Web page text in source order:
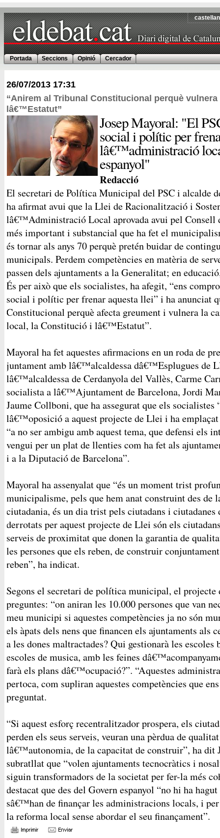
Portada Seccions Opinió Cercador
26/07/2013 17:31
“Anirem al Tribunal Constitucional perquè
lâ€™Estatut”
Josep Mayoral: "El
social i polític per
lâ€™administració
espanyol"
Redacció
El secretari de Política Municipal del PSC i alcalde
ha afirmat avui que la Llei de Racionalització i
lâ€™Administració Local aprovada avui pel Consell
més important i substancial que ha fet el
és tornar als anys 70 perquè pretén buidar de
municipals. Perdem competències en matèria de
passen dels ajuntaments a la Generalitat; en
És per això que els socialistes, ha afegit, “ens
social i polític per frenar aquesta llei” i ha anunciat
Constitucional perquè afecta greument i vulnera la
local, la Constitució i lâ€™Estatut”.
Mayoral ha fet aquestes afirmacions en un roda de
juntament amb lâ€™alcaldessa dâ€™Esplugues de
lâ€™alcaldessa de Cerdanyola del Vallès, Carme
socialista a lâ€™Ajuntament de Barcelona, Jordi
Jaume Collboni, que ha assegurat que els socialistes
lâ€™oposició a aquest projecte de Llei i ha
“a no ser ambigu amb aquest tema, que defensi els
vengui per un plat de llenties com ha fet als
i a la Diputació de Barcelona”.
Mayoral ha assenyalat que “és un moment trist
municipalisme, pels que hem anat construint des
ciutadania, és un dia trist pels ciutadans i ciutadanes
derrotats per aquest projecte de Llei són els
serveis de proximitat que donen la garantia de
les persones que els reben, de construir
reben”, ha indicat.
Segons el secretari de política municipal, el
preguntes: “on aniran les 10.000 persones que van
meu municipi si aquestes competències ja no són
els àpats dels nens que financen els ajuntaments als
a les dones maltractades? Qui gestionarà les escoles
escoles de musica, amb les feines
farà els plans dâ€™ocupació?”. “Aquestes
pertoca, com supliran aquestes competències que
preguntat.
“Si aquest esforç recentralitzador prospera, els
perden els seus serveis, veuran una pèrdua de
lâ€™autonomia, de la capacitat de construir”, ha dit
subratllat que “volen ajuntaments tecnocràtics i
siguin transformadors de la societat per fer-la més
destacat que des del Govern espanyol “no hi ha
sâ€™han de finançar les administracions locals, i
la reforma local sense abordar el seu finançament”.